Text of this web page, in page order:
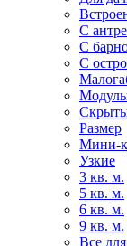
С
С
С
Размер
Мини-
Узкие
3 кв. м.
5 кв. м.
6 кв. м.
9 кв. м.
Все